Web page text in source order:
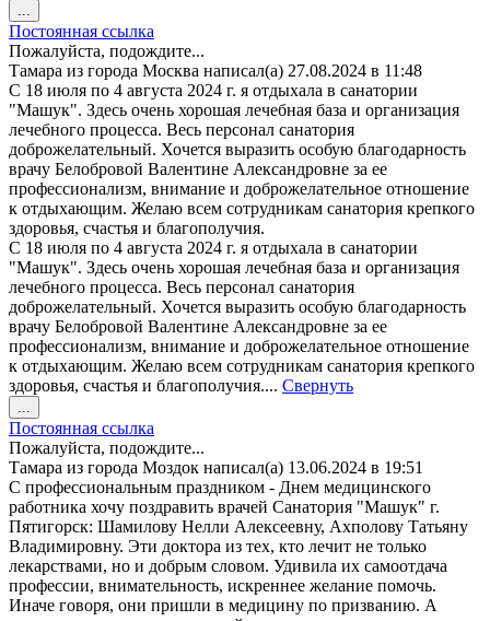
...
этот
метабокс
в
другое
состояние.
Постоянная ссылка
Пожалуйста, подождите...
Тамара из города Москва написал(а) 27.08.2024 в 11:48
С 18 июля по 4 августа 2024 г. я отдыхала в санатории
"Машук". Здесь очень хорошая лечебная база и организация
лечебного процесса. Весь персонал санатория
доброжелательный. Хочется выразить особую благодарность
врачу Белобровой Валентине Александровне за ее
профессионализм, внимание и доброжелательное отношение
к отдыхающим. Желаю всем сотрудникам санатория крепкого
здоровья, счастья и благополучия.
С 18 июля по 4 августа 2024 г. я отдыхала в санатории
"Машук". Здесь очень хорошая лечебная база и организация
лечебного процесса. Весь персонал санатория
доброжелательный. Хочется выразить особую благодарность
врачу Белобровой Валентине Александровне за ее
профессионализм, внимание и доброжелательное отношение
к отдыхающим. Желаю всем сотрудникам санатория крепкого
здоровья, счастья и благополучия.... Свернуть
...
этот
метабокс
в
другое
состояние.
Постоянная ссылка
Пожалуйста, подождите...
Тамара из города Моздок написал(а) 13.06.2024 в 19:51
С профессиональным праздником - Днем медицинского
работника хочу поздравить врачей Санатория "Машук" г.
Пятигорск: Шамилову Нелли Алексеевну, Ахполову Татьяну
Владимировну. Эти доктора из тех, кто лечит не только
лекарствами, но и добрым словом. Удивила их самоотдача
профессии, внимательность, искреннее желание помочь.
Иначе говоря, они пришли в медицину по призванию. А